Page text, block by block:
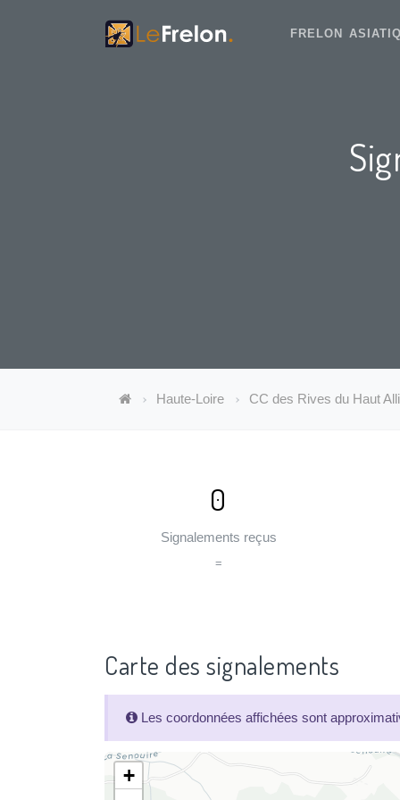
FRELON
Haute-Loire CC des Rives du Haut
0
Signalements reçus
=
Carte des signalements
Les coordonnées affichées sont
+